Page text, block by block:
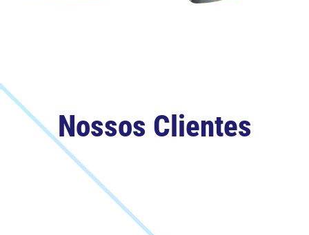
Nossos Clientes